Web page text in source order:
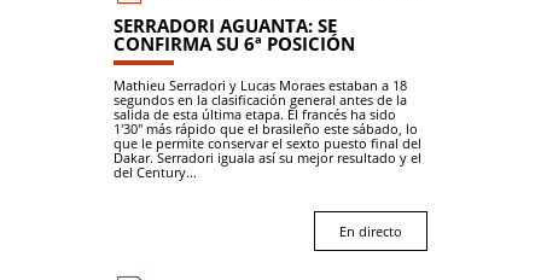
SERRADORI AGUANTA: SE
CONFIRMA SU 6ª POSICIÓN
Mathieu Serradori y Lucas Moraes estaban a 18
segundos en la clasificación general antes de la
salida de esta última etapa. El francés ha sido
1'30" más rápido que el brasileño este sábado, lo
que le permite conservar el sexto puesto final del
Dakar. Serradori iguala así su mejor resultado y el
del Century...
En directo